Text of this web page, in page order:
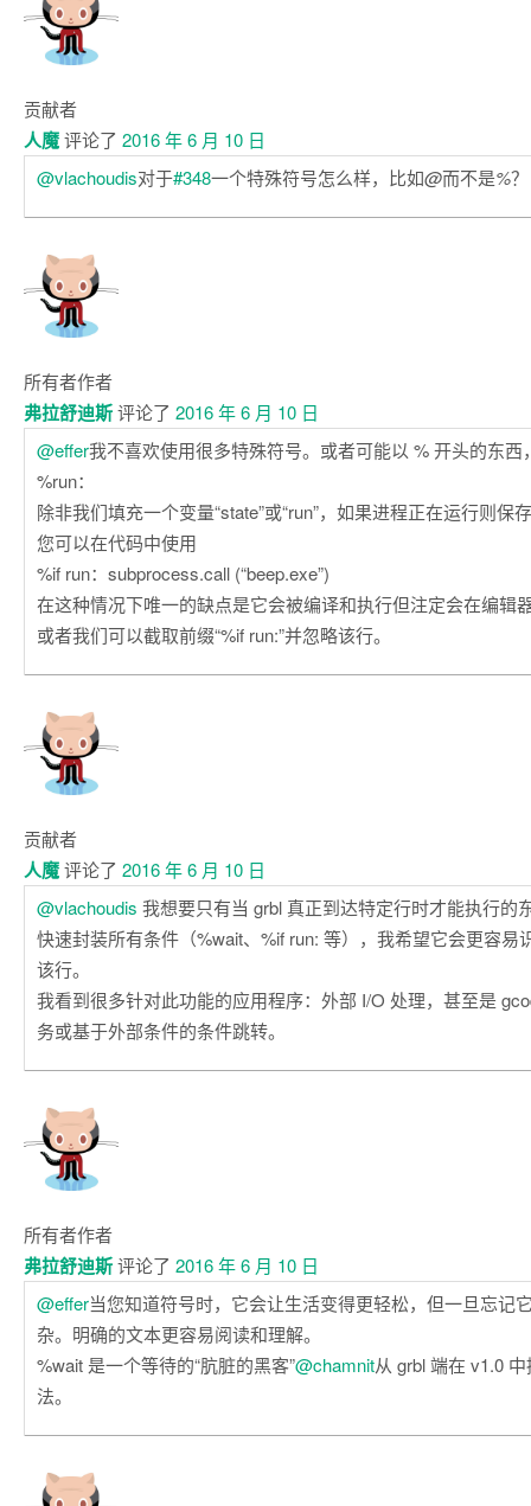
贡献者
人魔评论了 2016 年 6 月 10 日
@vlachoudis对于#348一个特殊符号怎么样，比如@而不是%？
所有者作者
弗拉舒迪斯评论了 2016 年 6 月 10 日
@effer我不喜欢使用很多特殊符号。或者可能以 % 开头的东西
%run：
除非我们填充一个变量“state”或“run”，如果进程正在运行则保
您可以在代码中使用
%if run：subprocess.call (“beep.exe”)
在这种情况下唯一的缺点是它会被编译和执行但注定会在编辑
或者我们可以截取前缀“%if run:”并忽略该行。
贡献者
人魔评论了 2016 年 6 月 10 日
@vlachoudis 我想要只有当 grbl 真正到达特定行时才能执行的
快速封装所有条件（%wait、%if run: 等），我希望它会更容易
该行。
我看到很多针对此功能的应用程序：外部 I/O 处理，甚至是
务或基于外部条件的条件跳转。
所有者作者
弗拉舒迪斯评论了 2016 年 6 月 10 日
@effer当您知道符号时，它会让生活变得更轻松，但一旦忘记
杂。明确的文本更容易阅读和理解。
%wait 是一个等待的“肮脏的黑客”@chamnit从 grbl 端在 v1.0
法。